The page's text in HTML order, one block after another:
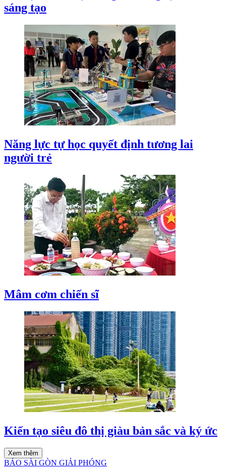
sáng tạo
Năng lực tự học quyết định tương lai
người trẻ
Mâm cơm chiến sĩ
Kiến tạo siêu đô thị giàu bản sắc và ký ức
Xem thêm
BÁO SÀI GÒN GIẢI PHÓNG